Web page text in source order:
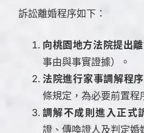
訴訟離婚程序如下：
向桃園地方法院提出
事由與事實證據）。
法院進行家事調解程序
條規定，為必要前置程
調解不成則進入正式
證、傳喚證人及判定婚